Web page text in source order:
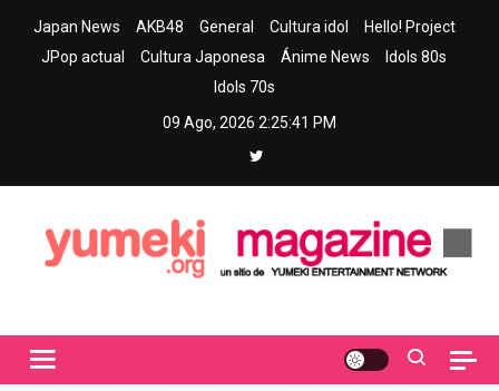
Japan News AKB48 General Cultura idol
Hello! Project
JPop actual
Cultura Japonesa Ánime News
Idols 80s
Idols 70s
09 Ago, 2026 2:25:42 PM